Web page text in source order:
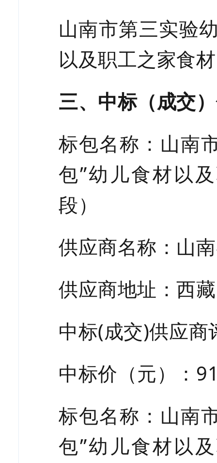
山南市第三实验
以及职工之家食材
三、中标（成交
标包名称：山南
包”幼儿食材以
段）
供应商名称：山
供应商地址：西
中标(成交)供应
中标价（元）：
标包名称：山南
包”幼儿食材以